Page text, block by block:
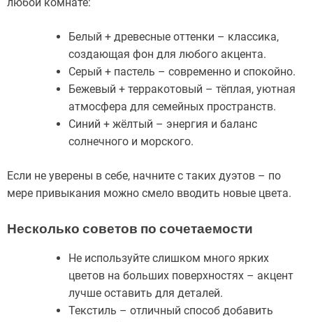
Белый + древесные оттенки – классика,
создающая фон для любого акцента.
Серый + пастель – современно и спокойно.
Бежевый + терракотовый – тёплая, уютная
атмосфера для семейных пространств.
Синий + жёлтый – энергия и баланс
солнечного и морского.
Если не уверены в себе, начните с таких дуэтов – по
мере привыкания можно смело вводить новые цвета.
Несколько советов по сочетаемости
Не используйте слишком много ярких
цветов на больших поверхностях – акцент
лучше оставить для деталей.
Текстиль – отличный способ добавить